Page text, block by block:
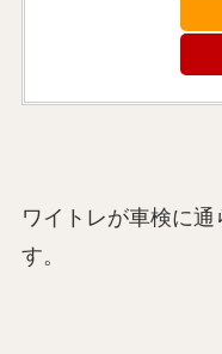
ワイトレが車検に
す。